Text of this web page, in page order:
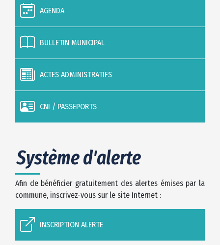
AGENDA
BULLETIN MUNICIPAL
ACTES ADMINISTRATIFS
CNI / PASSEPORTS
Système d'alerte
Afin de bénéficier gratuitement des alertes émises par la
commune, inscrivez-vous sur le site Internet :
INSCRIPTION ALERTE